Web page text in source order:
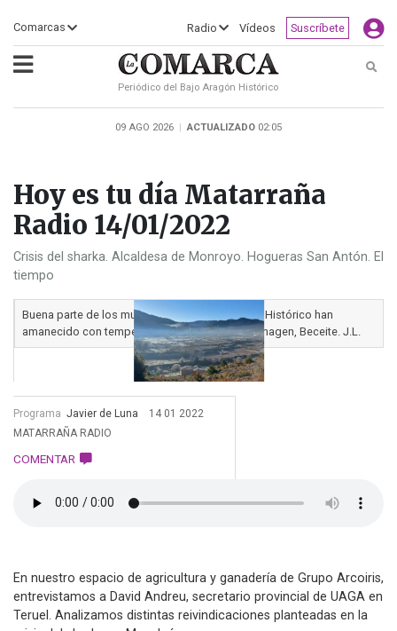
Comarcas Radio Vídeos Suscríbete
Periódico del Bajo Aragón Histórico
09 AGO 2026 | ACTUALIZADO 02:05
Hoy es tu día Matarraña
Radio 14/01/2022
Crisis del sharka. Alcaldesa de Monroyo. Hogueras San Antón. El
tiempo
Buena parte de los municipios del Bajo Aragón Histórico han
amanecido con temperaturas bajo cero. En la imagen, Beceite. J.L.
Programa Javier de Luna 14 01 2022
COMENTAR
MATARRAÑA RADIO
En nuestro espacio de agricultura y ganadería de Grupo Arcoiris,
entrevistamos a David Andreu, secretario provincial de UAGA en
Teruel. Analizamos distintas reivindicaciones planteadas en la